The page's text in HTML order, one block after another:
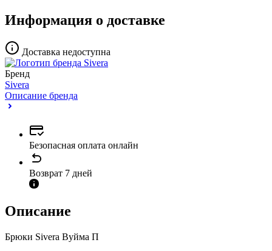
Информация о доставке
Доставка недоступна
Бренд
Sivera
Описание бренда
Безопасная оплата онлайн
Возврат 7 дней
Описание
Брюки Sivera Вуйма П